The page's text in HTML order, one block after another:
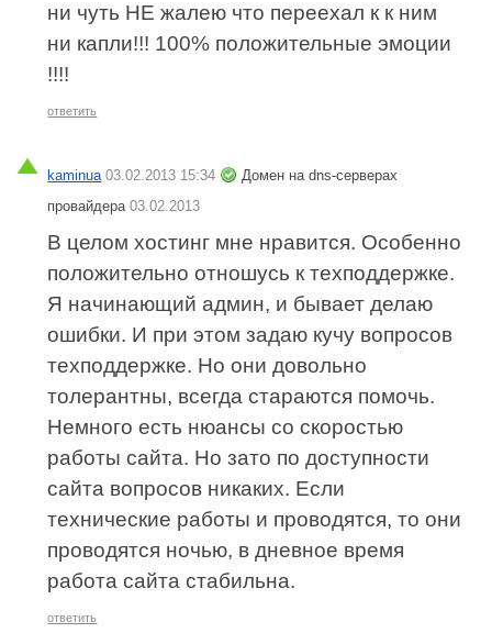
ни чуть НЕ жалею что переехал к к ним
ни капли!!! 100% положительные эмоции
!!!!
ответить
kaminua 03.02.2013 15:34
Домен на dns-серверах
провайдера03.02.2013
В целом хостинг мне нравится. Особенно
положительно отношусь к техподдержке.
Я начинающий админ, и бывает делаю
ошибки. И при этом задаю кучу вопросов
техподдержке. Но они довольно
толерантны, всегда стараются помочь.
Немного есть нюансы со скоростью
работы сайта. Но зато по доступности
сайта вопросов никаких. Если
технические работы и проводятся, то они
проводятся ночью, в дневное время
работа сайта стабильна.
ответить